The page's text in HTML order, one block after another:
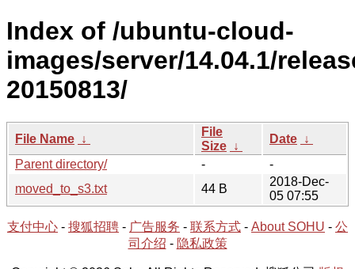
Index of /ubuntu-cloud-
images/server/14.04.1/
20150813/
File Name ↓
File
Size ↓
Date ↓
Parent directory/
-
-
moved_to_s3.txt
44 B
2018-Dec-
05 07:55
支付中心 - 搜狐招聘 - 广告服务 - 联系方式 - About SOHU - 公
司介绍 - 隐私政策